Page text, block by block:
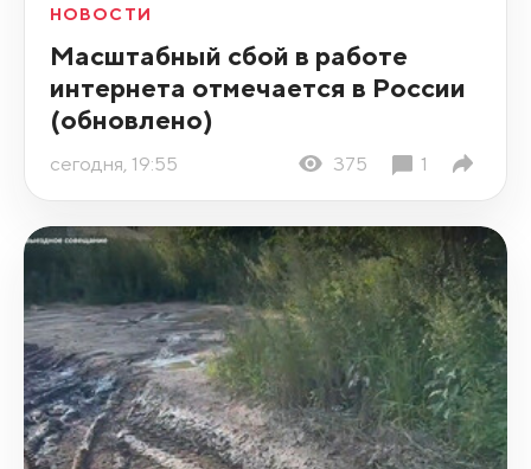
НОВОСТИ
Масштабный сбой в работе
интернета отмечается в России
(обновлено)
сегодня, 19:55 375 1